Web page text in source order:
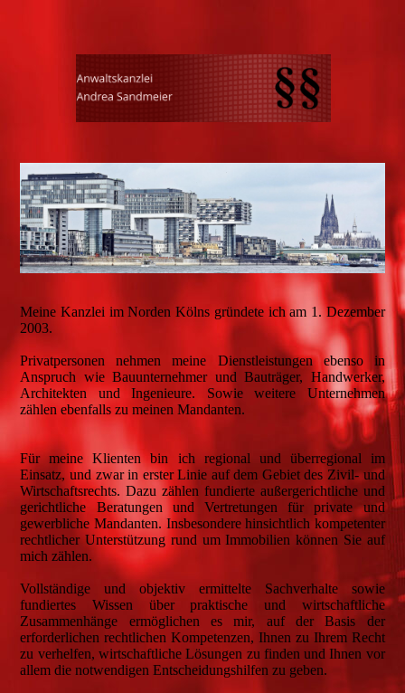
Meine Kanzlei im Norden Kölns gründete ich am 1. Dezember
2003.
Privatpersonen nehmen meine Dienstleistungen ebenso in
Anspruch wie Bauunternehmer und Bauträger, Handwerker,
Architekten und Ingenieure. Sowie weitere Unternehmen
zählen ebenfalls zu meinen Mandanten.
Für meine Klienten bin ich regional und überregional im
Einsatz, und zwar in erster Linie auf dem Gebiet des Zivil- und
Wirtschaftsrechts. Dazu zählen fundierte außergerichtliche und
gerichtliche Beratungen und Vertretungen für private und
gewerbliche Mandanten. Insbesondere hinsichtlich kompetenter
rechtlicher Unterstützung rund um Immobilien können Sie auf
mich zählen.
Vollständige und objektiv ermittelte Sachverhalte sowie
fundiertes Wissen über praktische und wirtschaftliche
Zusammenhänge ermöglichen es mir, auf der Basis der
erforderlichen rechtlichen Kompetenzen, Ihnen zu Ihrem Recht
zu verhelfen, wirtschaftliche Lösungen zu finden und Ihnen vor
allem die notwendigen Entscheidungshilfen zu geben.